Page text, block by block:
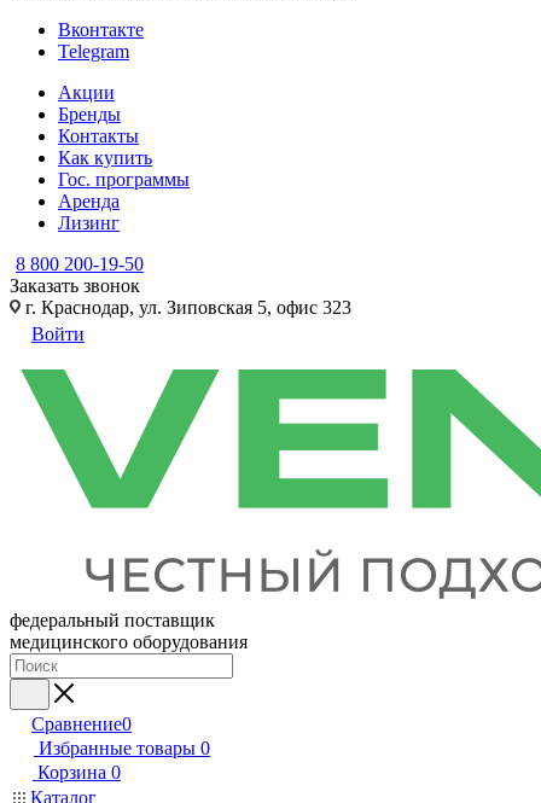
Вконтакте
Telegram
Акции
Бренды
Контакты
Как купить
Гос. программы
Аренда
Лизинг
8 800 200-19-50
Заказать звонок
г. Краснодар, ул. Зиповская 5, офис 323
Войти
федеральный поставщик
медицинского оборудования
Сравнение0
Избранные товары 0
Корзина 0
Каталог